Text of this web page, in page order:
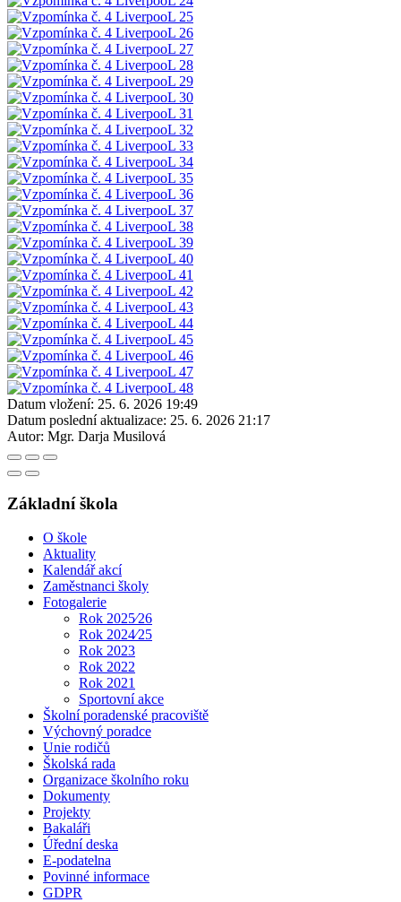
Datum vložení: 25. 6. 2026 19:49
Datum poslední aktualizace: 25. 6. 2026 21:17
Autor: Mgr. Darja Musilová
Základní škola
O škole
Aktuality
Kalendář akcí
Zaměstnanci školy
Fotogalerie
Rok 2025⁄26
Rok 2024⁄25
Rok 2023
Rok 2022
Rok 2021
Sportovní akce
Školní poradenské pracoviště
Výchovný poradce
Unie rodičů
Školská rada
Organizace školního roku
Dokumenty
Projekty
Bakaláři
Úřední deska
E-podatelna
Povinné informace
GDPR